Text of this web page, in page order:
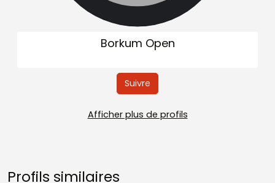
Borkum Open
Suivre
Afficher plus de profils
Profils similaires